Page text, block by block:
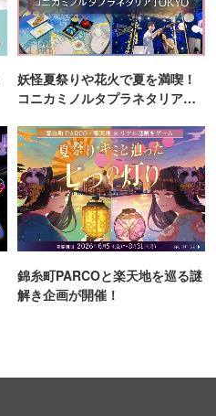
妖怪夏祭りや花火で夏を満喫！
コニカミノルタプラネタリア
錦糸町PARCOと楽天地を巡る謎
解き企画が開催！